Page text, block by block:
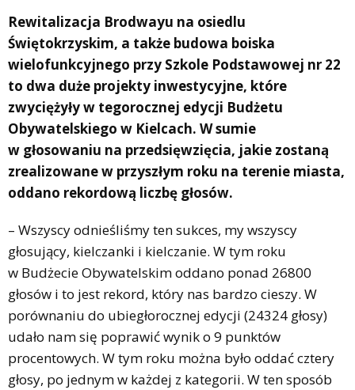
Rewitalizacja Brodwayu na osiedlu
Świętokrzyskim, a także budowa boiska
wielofunkcyjnego przy Szkole Podstawowej nr 22
to dwa duże projekty inwestycyjne, które
zwyciężyły w tegorocznej edycji Budżetu
Obywatelskiego w Kielcach. W sumie
w głosowaniu na przedsięwzięcia, jakie zostaną
zrealizowane w przyszłym roku na terenie miasta,
oddano rekordową liczbę głosów.
– Wszyscy odnieśliśmy ten sukces, my wszyscy
głosujący, kielczanki i kielczanie. W tym roku
w Budżecie Obywatelskim oddano ponad 26800
głosów i to jest rekord, który nas bardzo cieszy. W
porównaniu do ubiegłorocznej edycji (24324 głosy)
udało nam się poprawić wynik o 9 punktów
procentowych. W tym roku można było oddać cztery
głosy, po jednym w każdej z kategorii. W ten sposób